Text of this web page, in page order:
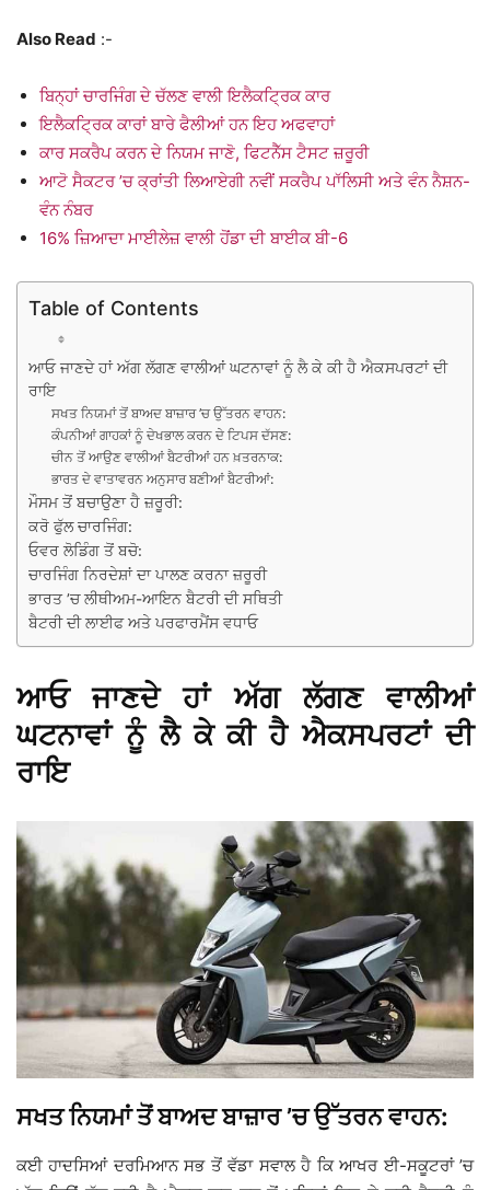
Also Read :-
ਬਿਨ੍ਹਾਂ ਚਾਰਜਿੰਗ ਦੇ ਚੱਲਣ ਵਾਲੀ ਇਲੈਕਟ੍ਰਿਕ ਕਾਰ
ਇਲੈਕਟ੍ਰਿਕ ਕਾਰਾਂ ਬਾਰੇ ਫੈਲੀਆਂ ਹਨ ਇਹ ਅਫਵਾਹਾਂ
ਕਾਰ ਸਕਰੈਪ ਕਰਨ ਦੇ ਨਿਯਮ ਜਾਣੋ, ਫਿਟਨੈੱਸ ਟੈਸਟ ਜ਼ਰੂਰੀ
ਆਟੋ ਸੈਕਟਰ ’ਚ ਕ੍ਰਾਂਤੀ ਲਿਆਏਗੀ ਨਵੀਂ ਸਕਰੈਪ ਪਾੱਲਿਸੀ ਅਤੇ ਵੰਨ ਨੈਸ਼ਨ-
ਵੰਨ ਨੰਬਰ
16% ਜ਼ਿਆਦਾ ਮਾਈਲੇਜ਼ ਵਾਲੀ ਹੋਂਡਾ ਦੀ ਬਾਈਕ ਬੀ-6
Table of Contents
ਆਓ ਜਾਣਦੇ ਹਾਂ ਅੱਗ ਲੱਗਣ ਵਾਲੀਆਂ ਘਟਨਾਵਾਂ ਨੂੰ ਲੈ ਕੇ ਕੀ ਹੈ ਐਕਸਪਰਟਾਂ ਦੀ
ਰਾਇ
ਸਖਤ ਨਿਯਮਾਂ ਤੋਂ ਬਾਅਦ ਬਾਜ਼ਾਰ ’ਚ ਉੱਤਰਨ ਵਾਹਨ:
ਕੰਪਨੀਆਂ ਗਾਹਕਾਂ ਨੂੰ ਦੇਖਭਾਲ ਕਰਨ ਦੇ ਟਿਪਸ ਦੱਸਣ:
ਚੀਨ ਤੋਂ ਆਉਣ ਵਾਲੀਆਂ ਬੈਟਰੀਆਂ ਹਨ ਖ਼ਤਰਨਾਕ:
ਭਾਰਤ ਦੇ ਵਾਤਾਵਰਨ ਅਨੁਸਾਰ ਬਣੀਆਂ ਬੈਟਰੀਆਂ:
ਮੌਸਮ ਤੋਂ ਬਚਾਉਣਾ ਹੈ ਜ਼ਰੂਰੀ:
ਕਰੋ ਫੁੱਲ ਚਾਰਜਿੰਗ:
ਓਵਰ ਲੋਡਿੰਗ ਤੋਂ ਬਚੋ:
ਚਾਰਜਿੰਗ ਨਿਰਦੇਸ਼ਾਂ ਦਾ ਪਾਲਣ ਕਰਨਾ ਜ਼ਰੂਰੀ
ਭਾਰਤ ’ਚ ਲੀਥੀਅਮ-ਆਇਨ ਬੈਟਰੀ ਦੀ ਸਥਿਤੀ
ਬੈਟਰੀ ਦੀ ਲਾਈਫ ਅਤੇ ਪਰਫਾਰਮੈਂਸ ਵਧਾਓ
ਆਓ ਜਾਣਦੇ ਹਾਂ ਅੱਗ ਲੱਗਣ ਵਾਲੀਆਂ
ਘਟਨਾਵਾਂ ਨੂੰ ਲੈ ਕੇ ਕੀ ਹੈ ਐਕਸਪਰਟਾਂ ਦੀ
ਰਾਇ
ਸਖਤ ਨਿਯਮਾਂ ਤੋਂ ਬਾਅਦ ਬਾਜ਼ਾਰ ’ਚ ਉੱਤਰਨ ਵਾਹਨ:
ਕਈ ਹਾਦਸਿਆਂ ਦਰਮਿਆਨ ਸਭ ਤੋਂ ਵੱਡਾ ਸਵਾਲ ਹੈ ਕਿ ਆਖਰ ਈ-ਸਕੂਟਰਾਂ ’ਚ